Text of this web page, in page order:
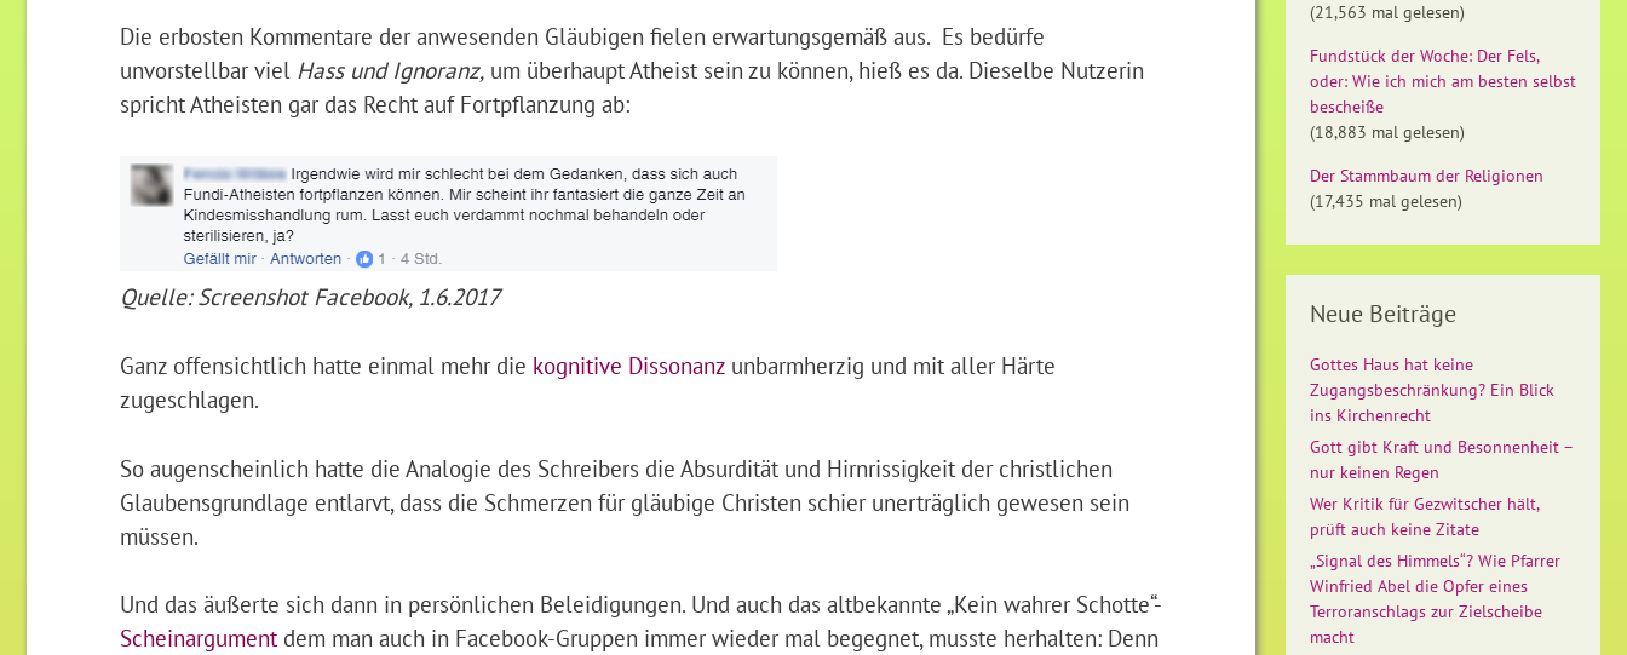
Die erbosten Kommentare der anwesenden Gläubigen fielen erwartungsgemäß aus. Es bedürfe
unvorstellbar viel Hass und Ignoranz,um überhaupt Atheist sein zu können, hieß es da. Dieselbe Nutzerin
spricht Atheisten gar das Recht auf Fortpflanzung ab:
Quelle: Screenshot Facebook, 1.6.2017
Ganz offensichtlich hatte einmal mehr die kognitive Dissonanzunbarmherzig und mit aller Härte
zugeschlagen.
So augenscheinlich hatte die Analogie des Schreibers die Absurdität und Hirnrissigkeit der christlichen
Glaubensgrundlage entlarvt, dass die Schmerzen für gläubige Christen schier unerträglich gewesen sein
müssen.
Und das äußerte sich dann in persönlichen Beleidigungen. Und auch das altbekannte „Kein wahrer Schotte“-
Scheinargumentdem man auch in Facebook-Gruppen immer wieder mal begegnet, musste herhalten: Denn
(21,563 mal gelesen)
Fundstück der Woche: Der Fels,
oder: Wie ich mich am besten selbst
bescheiße
(18,883 mal gelesen)
Der Stammbaum der Religionen
(17,435 mal gelesen)
Neue Beiträge
Gottes Haus hat keine
Zugangsbeschränkung? Ein Blick
ins Kirchenrecht
Gott gibt Kraft und Besonnenheit –
nur keinen Regen
Wer Kritik für Gezwitscher hält,
prüft auch keine Zitate
„Signal des Himmels“? Wie Pfarrer
Winfried Abel die Opfer eines
Terroranschlags zur Zielscheibe
macht